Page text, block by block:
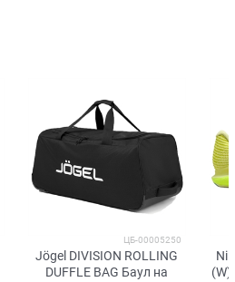
ЦБ-00005250
Jögel DIVISION ROLLING
DUFFLE BAG Баул на
(W)